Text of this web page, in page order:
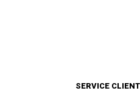
SERVICE CLIENT